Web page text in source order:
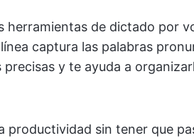
herramientas de dictado por
captura las palabras
y te ayuda a
productividad sin tener que